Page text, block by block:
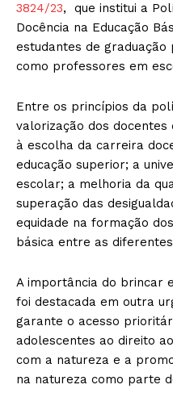
3824/23, que institui a
Docência na Educação
estudantes de
como professores em
Entre os princípios da
valorização dos docentes
à escolha da carreira
educação superior; a
escolar; a melhoria da
superação das
equidade na formação
básica entre as
A importância do brincar
foi destacada em outra
garante o acesso
adolescentes ao direito
com a natureza e a
na natureza como parte